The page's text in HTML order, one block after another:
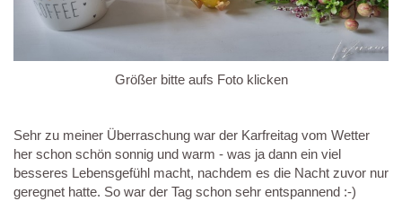
Größer bitte aufs Foto klicken
Sehr zu meiner Überraschung war der Karfreitag vom Wetter
her schon schön sonnig und warm - was ja dann ein viel
besseres Lebensgefühl macht, nachdem es die Nacht zuvor nur
geregnet hatte. So war der Tag schon sehr entspannend :-)